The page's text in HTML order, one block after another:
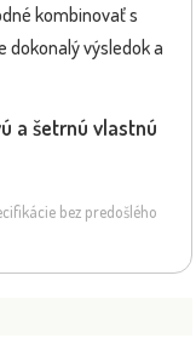
kombinovať s
dokonalý výsledok a
a šetrnú vlastnú
bez predošlého